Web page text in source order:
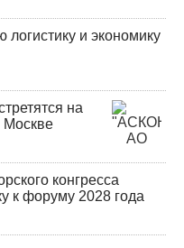
и экономику
на
Москве
конгресса
к форуму 2028 года